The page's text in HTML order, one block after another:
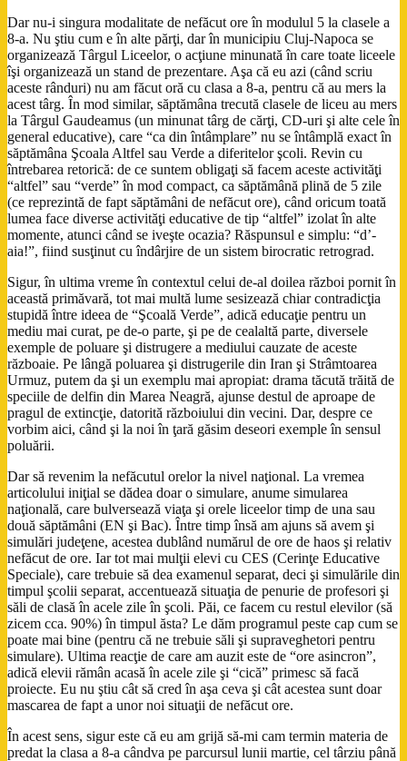
Dar nu-i singura modalitate de nefăcut ore în modulul 5 la clasele a
8-a. Nu ştiu cum e în alte părţi, dar în municipiu Cluj-Napoca se
organizează Târgul Liceelor, o acţiune minunată în care toate liceele
îşi organizează un stand de prezentare. Aşa că eu azi (când scriu
aceste rânduri) nu am făcut oră cu clasa a 8-a, pentru că au mers la
acest târg. În mod similar, săptămâna trecută clasele de liceu au mers
la Târgul Gaudeamus (un minunat târg de cărţi, CD-uri şi alte cele în
general educative), care “ca din întâmplare” nu se întâmplă exact în
săptămâna Şcoala Altfel sau Verde a diferitelor şcoli. Revin cu
întrebarea retorică: de ce suntem obligaţi să facem aceste activităţi
“altfel” sau “verde” în mod compact, ca săptămână plină de 5 zile
(ce reprezintă de fapt săptămâni de nefăcut ore), când oricum toată
lumea face diverse activităţi educative de tip “altfel” izolat în alte
momente, atunci când se iveşte ocazia? Răspunsul e simplu: “d’-
aia!”, fiind susţinut cu îndârjire de un sistem birocratic retrograd.
Sigur, în ultima vreme în contextul celui de-al doilea război pornit în
această primăvară, tot mai multă lume sesizează chiar contradicţia
stupidă între ideea de “Şcoală Verde”, adică educaţie pentru un
mediu mai curat, pe de-o parte, şi pe de cealaltă parte, diversele
exemple de poluare şi distrugere a mediului cauzate de aceste
războaie. Pe lângă poluarea şi distrugerile din Iran şi Strâmtoarea
Urmuz, putem da şi un exemplu mai apropiat: drama tăcută trăită de
speciile de delfin din Marea Neagră, ajunse destul de aproape de
pragul de extincţie, datorită războiului din vecini. Dar, despre ce
vorbim aici, când şi la noi în ţară găsim deseori exemple în sensul
poluării.
Dar să revenim la nefăcutul orelor la nivel naţional. La vremea
articolului iniţial se dădea doar o simulare, anume simularea
naţională, care bulversează viaţa şi orele liceelor timp de una sau
două săptămâni (EN şi Bac). Între timp însă am ajuns să avem şi
simulări judeţene, acestea dublând numărul de ore de haos şi relativ
nefăcut de ore. Iar tot mai mulţii elevi cu CES (Cerinţe Educative
Speciale), care trebuie să dea examenul separat, deci şi simulările din
timpul şcolii separat, accentuează situaţia de penurie de profesori şi
săli de clasă în acele zile în şcoli. Păi, ce facem cu restul elevilor (să
zicem cca. 90%) în timpul ăsta? Le dăm programul peste cap cum se
poate mai bine (pentru că ne trebuie săli şi supraveghetori pentru
simulare). Ultima reacţie de care am auzit este de “ore asincron”,
adică elevii rămân acasă în acele zile şi “cică” primesc să facă
proiecte. Eu nu ştiu cât să cred în aşa ceva şi cât acestea sunt doar
mascarea de fapt a unor noi situaţii de nefăcut ore.
În acest sens, sigur este că eu am grijă să-mi cam termin materia de
predat la clasa a 8-a cândva pe parcursul lunii martie, cel târziu până